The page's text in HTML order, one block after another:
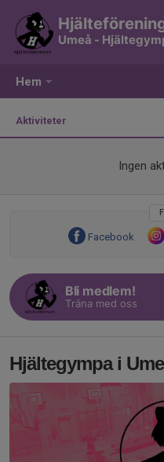
Hem
Umeå -
Aktiviteter
Ingen
Facebook
Bli medlem!
Träna med oss
Hjältegympa i